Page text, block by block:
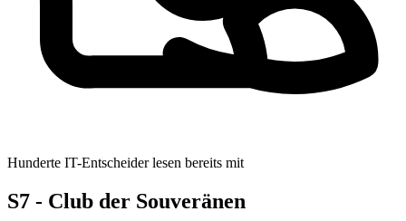
Hunderte IT-Entscheider lesen bereits mit
S7 - Club der Souveränen